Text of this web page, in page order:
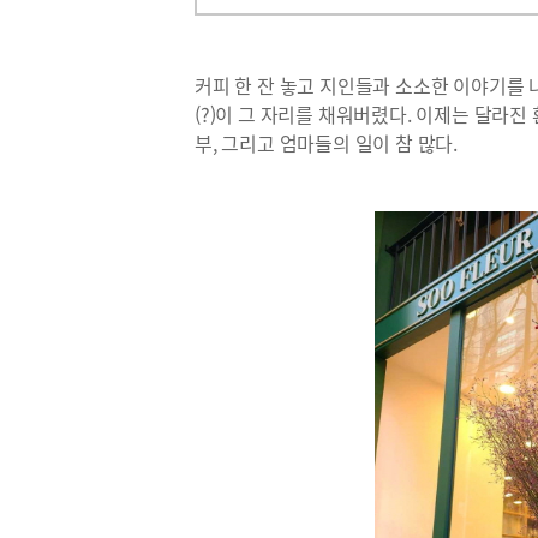
커피 한 잔 놓고 지인들과 소소한 이야기를
(?)이 그 자리를 채워버렸다. 이제는 달라
부, 그리고 엄마들의 일이 참 많다.